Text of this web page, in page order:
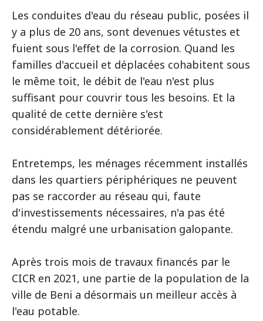
Les conduites d'eau du réseau public, posées il
y a plus de 20 ans, sont devenues vétustes et
fuient sous l'effet de la corrosion. Quand les
familles d'accueil et déplacées cohabitent sous
le même toit, le débit de l'eau n'est plus
suffisant pour couvrir tous les besoins. Et la
qualité de cette dernière s'est
considérablement détériorée.
Entretemps, les ménages récemment installés
dans les quartiers périphériques ne peuvent
pas se raccorder au réseau qui, faute
d'investissements nécessaires, n'a pas été
étendu malgré une urbanisation galopante.
Après trois mois de travaux financés par le
CICR en 2021, une partie de la population de la
ville de Beni a désormais un meilleur accès à
l'eau potable.